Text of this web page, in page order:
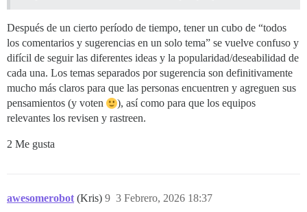
Después de un cierto período de tiempo, tener un cubo de “todos
los comentarios y sugerencias en un solo tema” se vuelve confuso y
difícil de seguir las diferentes ideas y la popularidad/deseabilidad de
cada una. Los temas separados por sugerencia son definitivamente
mucho más claros para que las personas encuentren y agreguen sus
pensamientos (y voten
), así como para que los equipos
relevantes los revisen y rastreen.
2 Me gusta
awesomerobot (Kris) 3 Febrero, 2026 18:37
9